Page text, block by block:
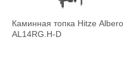
Каминная топка Hitze Albero
AL14RG.H-D